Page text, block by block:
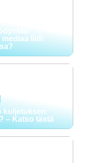
liidi
kuljetuksen
– Katso tästä